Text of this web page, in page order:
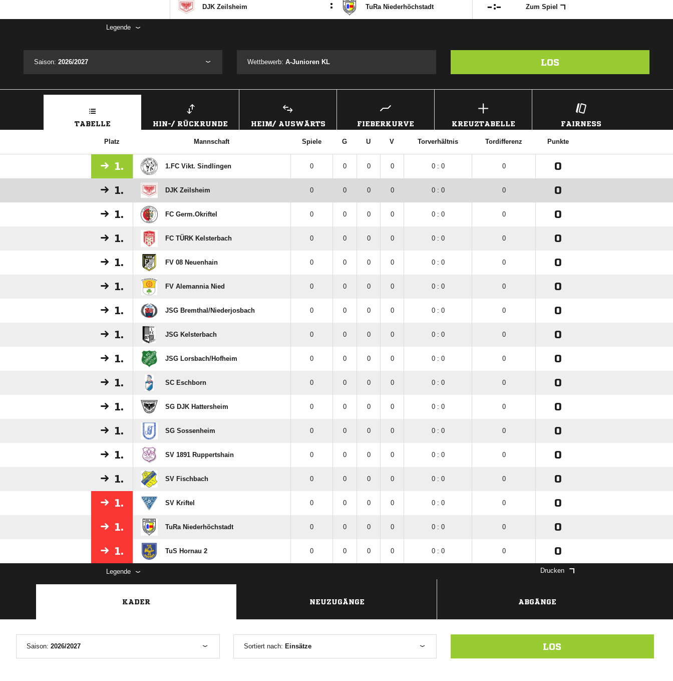
DJK Zeilsheim : TuRa Niederhöchstadt : Zum Spiel
Legende
Saison: 2026/2027 Wettbewerb:A-Junioren KL LOS
TABELLE HIN-/ RÜCKRUNDE HEIM/ AUSWÄRTS FIEBERKURVE KREUZTABELLE FAIRNESS
Platz Mannschaft Spiele G U V Torverhältnis Tordifferenz Punkte
1. 1.FC Vikt. Sindlingen 0 0 0 0 0 : 0 0 0
1. DJK Zeilsheim 0 0 0 0 0 : 0 0 0
1. FC Germ.Okriftel 0 0 0 0 0 : 0 0 0
1. FC TÜRK Kelsterbach 0 0 0 0 0 : 0 0 0
1. FV 08 Neuenhain 0 0 0 0 0 : 0 0 0
1. FV Alemannia Nied 0 0 0 0 0 : 0 0 0
1. JSG Bremthal/​Niederjosbach 0 0 0 0 0 : 0 0 0
1. JSG Kelsterbach 0 0 0 0 0 : 0 0 0
1. JSG Lorsbach/​Hofheim 0 0 0 0 0 : 0 0 0
1. SC Eschborn 0 0 0 0 0 : 0 0 0
1. SG DJK Hattersheim 0 0 0 0 0 : 0 0 0
1. SG Sossenheim 0 0 0 0 0 : 0 0 0
1. SV 1891 Ruppertshain 0 0 0 0 0 : 0 0 0
1. SV Fischbach 0 0 0 0 0 : 0 0 0
1. SV Kriftel 0 0 0 0 0 : 0 0 0
1. TuRa Niederhöchstadt 0 0 0 0 0 : 0 0 0
1. TuS Hornau 2 0 0 0 0 0 : 0 0 0
Legende Drucken
KADER NEUZUGÄNGE ABGÄNGE
Saison: 2026/2027 Sortiert nach: Einsätze LOS